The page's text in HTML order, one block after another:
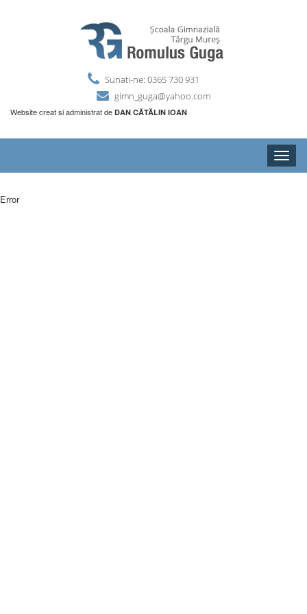
Sunati-ne: 0365 730 931
gimn_guga@yahoo.com
Website creat si administrat de DAN CĂTĂLIN IOAN
Toggle
Error